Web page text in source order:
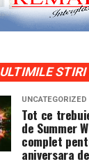
ULTIMILE
UNCATEGORIZED
Tot ce
de Summer
complet
aniversara